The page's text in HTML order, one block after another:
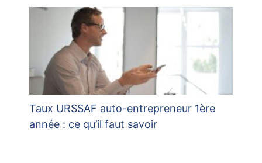
Taux URSSAF auto-entrepreneur 1ère
année : ce qu’il faut savoir